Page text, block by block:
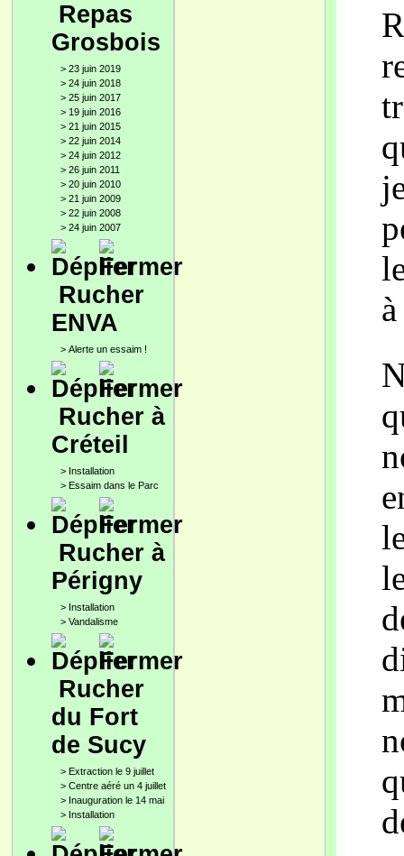
Repas
Grosbois
> 23 juin 2019
> 24 juin 2018
> 25 juin 2017
> 19 juin 2016
> 21 juin 2015
> 22 juin 2014
> 24 juin 2012
> 26 juin 2011
> 20 juin 2010
> 21 juin 2009
> 22 juin 2008
> 24 juin 2007
Rucher
ENVA
> Alerte un essaim !
Rucher à
Créteil
> Installation
> Essaim dans le Parc
Rucher à
Périgny
> Installation
> Vandalisme
Rucher
du Fort
de Sucy
> Extraction le 9 juillet
> Centre aéré un 4 juillet
> Inauguration le 14 mai
> Installation